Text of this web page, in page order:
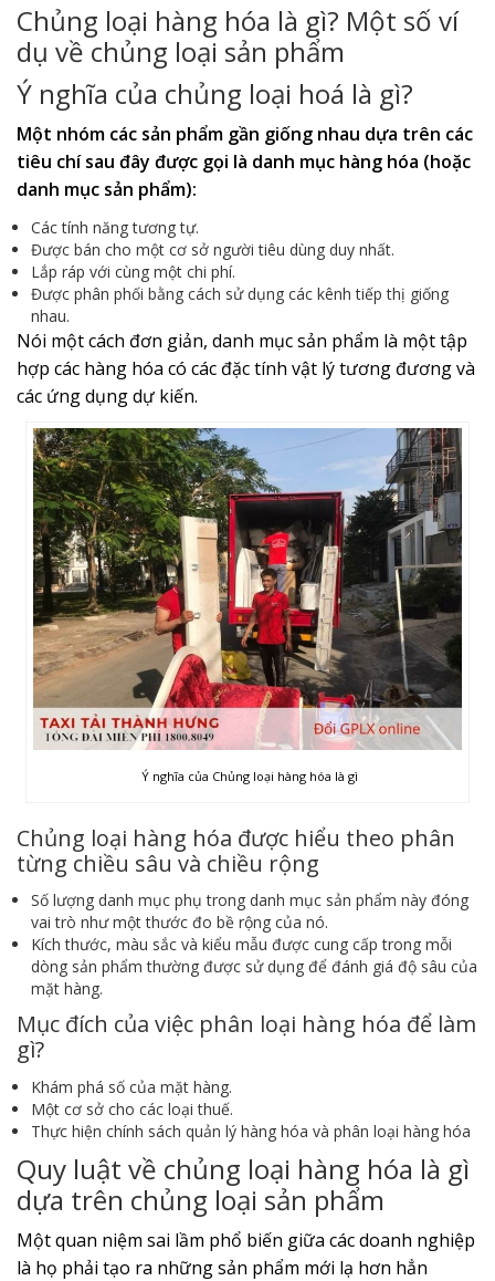
Chủng loại hàng hóa là gì? Một số ví
dụ về chủng loại sản phẩm
Ý nghĩa của chủng loại hoá là gì?
Một nhóm các sản phẩm gần giống nhau dựa trên các
tiêu chí sau đây được gọi là danh mục hàng hóa (hoặc
danh mục sản phẩm):
Các tính năng tương tự.
Được bán cho một cơ sở người tiêu dùng duy nhất.
Lắp ráp với cùng một chi phí.
Được phân phối bằng cách sử dụng các kênh tiếp thị giống
nhau.
Nói một cách đơn giản, danh mục sản phẩm là một tập
hợp các hàng hóa có các đặc tính vật lý tương đương và
các ứng dụng dự kiến.
Ý nghĩa của Chủng loại hàng hóa là gì
Chủng loại hàng hóa được hiểu theo phân
từng chiều sâu và chiều rộng
Số lượng danh mục phụ trong danh mục sản phẩm này đóng
vai trò như một thước đo bề rộng của nó.
Kích thước, màu sắc và kiểu mẫu được cung cấp trong mỗi
dòng sản phẩm thường được sử dụng để đánh giá độ sâu của
mặt hàng.
Mục đích của việc phân loại hàng hóa để làm
gì?
Khám phá số của mặt hàng.
Một cơ sở cho các loại thuế.
Thực hiện chính sách quản lý hàng hóa và phân loại hàng hóa
Quy luật về chủng loại hàng hóa là gì
dựa trên chủng loại sản phẩm
Một quan niệm sai lầm phổ biến giữa các doanh nghiệp
là họ phải tạo ra những sản phẩm mới lạ hơn hẳn